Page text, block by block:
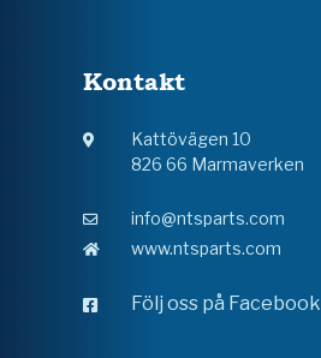
Kontakt
Kattövägen 10
826 66 Marmaverken
info@ntsparts.com
www.ntsparts.com
Följ oss på Facebook